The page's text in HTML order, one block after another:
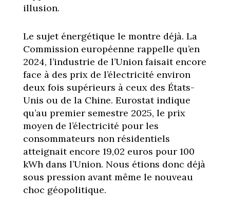
illusion.
Le sujet énergétique le montre déjà. La
Commission européenne rappelle qu’en
2024, l’industrie de l’Union faisait encore
face à des prix de l’électricité environ
deux fois supérieurs à ceux des États-
Unis ou de la Chine. Eurostat indique
qu’au premier semestre 2025, le prix
moyen de l’électricité pour les
consommateurs non résidentiels
atteignait encore 19,02 euros pour 100
kWh dans l’Union. Nous étions donc déjà
sous pression avant même le nouveau
choc géopolitique.